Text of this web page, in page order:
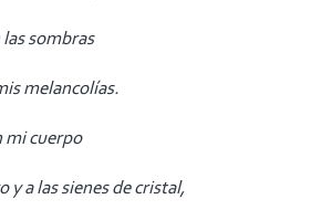
sombras
melancolías.
mi cuerpo
y a las sienes de cristal,